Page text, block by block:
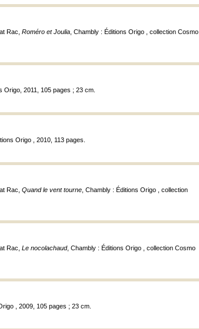
Rac, Roméro et Joulia , Chambly : Éditions Origo , collection Cosmo
Origo, 2011, 105 pages ; 23 cm.
Origo , 2010, 113 pages.
Rac, Quand le vent tourne , Chambly : Éditions Origo , collection
Rac, Le nocolachaud, Chambly : Éditions Origo , collection Cosmo
, 2009, 105 pages ; 23 cm.